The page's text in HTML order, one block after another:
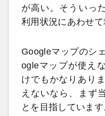
が高い。そういっ
利用状況にあわせて
Googleマップのシ
ogleマップが使え
けでもかなりあり
えないなら、まず
とを目指しています